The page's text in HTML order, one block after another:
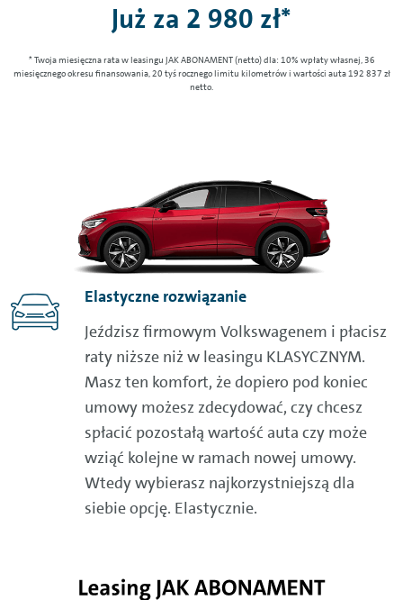
Już za 2 980 zł*
* Twoja miesięczna rata w leasingu JAK ABONAMENT (netto) dla: 10% wpłaty własnej, 36
miesięcznego okresu finansowania, 20 tyś rocznego limitu kilometrów i wartości auta 192 837 zł
netto.
Elastyczne rozwiązanie
Jeździsz firmowym Volkswagenem i płacisz
raty niższe niż w leasingu KLASYCZNYM.
Masz ten komfort, że dopiero pod koniec
umowy możesz zdecydować, czy chcesz
spłacić pozostałą wartość auta czy może
wziąć kolejne w ramach nowej umowy.
Wtedy wybierasz najkorzystniejszą dla
siebie opcję. Elastycznie.